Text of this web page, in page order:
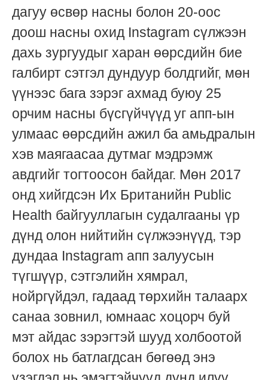
дагуу өсвөр насны болон 20-оос
доош насны охид Instagram сүлжээн
дахь зургуудыг харан өөрсдийн бие
галбирт сэтгэл дундуур болдгийг, мөн
үүнээс бага зэрэг ахмад буюу 25
орчим насны бүсгүйчүүд уг апп-ын
улмаас өөрсдийн ажил ба амьдралын
хэв маягаасаа дутмаг мэдрэмж
авдгийг тогтоосон байдаг. Мөн 2017
онд хийгдсэн Их Британийн Public
Health байгууллагын судалгааны үр
дүнд олон нийтийн сүлжээнүүд, тэр
дундаа Instagram апп залуусын
түгшүүр, сэтгэлийн хямрал,
нойргүйдэл, гадаад төрхийн талаарх
санаа зовнил, юмнаас хоцорч буй
мэт айдас зэрэгтэй шууд холбоотой
болох нь батлагдсан бөгөөд энэ